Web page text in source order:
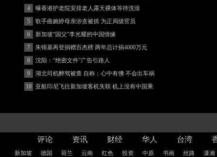
堵
4
曝香港护老院安排老人露天裸体等待洗澡
5
歌手曲婉婷母亲涉贪被抓 为正局级官员
6
新加坡“国父”李光耀的中国情缘
7
朱镕基再登捐赠百杰榜 两年总计捐4000万元
8
沈阳：“绝密文件”广告引路人
9
湖北司机醉驾被查 自称：心中有佛 不会出车祸
(图)
10
亚航印尼飞往新加坡客机失联 机上没有中国乘
评论 资讯 财经 华人 台湾
新加坡 德国 荷兰 云南 红色 投资 中原 书画 丝路 潇湘